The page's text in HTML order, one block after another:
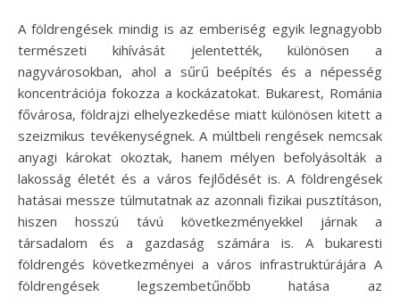
A földrengések mindig is az emberiség egyik legnagyobb
természeti kihívását jelentették, különösen a
nagyvárosokban, ahol a sűrű beépítés és a népesség
koncentrációja fokozza a kockázatokat. Bukarest, Románia
fővárosa, földrajzi elhelyezkedése miatt különösen kitett a
szeizmikus tevékenységnek. A múltbeli rengések nemcsak
anyagi károkat okoztak, hanem mélyen befolyásolták a
lakosság életét és a város fejlődését is. A földrengések
hatásai messze túlmutatnak az azonnali fizikai pusztításon,
hiszen hosszú távú következményekkel járnak a
társadalom és a gazdaság számára is. A bukaresti
földrengés következményei a város infrastruktúrájára A
földrengések legszembetűnőbb hatása az